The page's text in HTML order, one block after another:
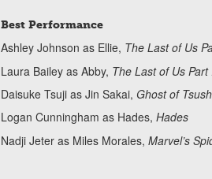
Best Performance
Ashley Johnson as Ellie, The Last of Us
Laura Bailey as Abby, The Last of Us Part
Daisuke Tsuji as Jin Sakai, Ghost of
Logan Cunningham as Hades, Hades
Nadji Jeter as Miles Morales, Marvel’s